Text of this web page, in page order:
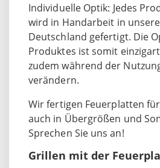
Individuelle Optik: Jedes
wird in Handarbeit in
Deutschland gefertigt. Die
Produktes ist somit
zudem während der
verändern.
Wir fertigen Feuerplatten
auch in Übergrößen und
Sprechen Sie uns an!
Grillen mit der